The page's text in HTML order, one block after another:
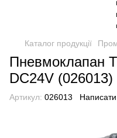
Каталог продукції
Пневмоклапан
DC24V (026013)
Артикул: 026013 Написати